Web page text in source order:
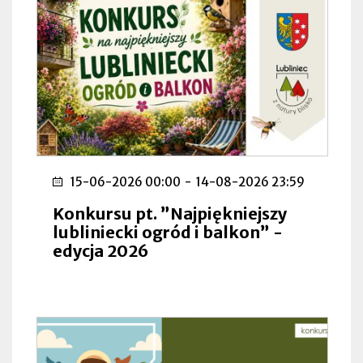
15-06-2026 00:00 - 14-08-2026 23:59
Konkursu pt. ”Najpiękniejszy
lubliniecki ogród i balkon” -
edycja 2026